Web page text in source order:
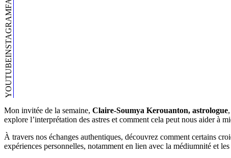
INSTAGRAM
YOUTUBE
Mon invitée de la semaine, Claire-Soumya Kerouanton, astrologue
explore l’interprétation des astres et comment cela peut nous aider à
À travers nos échanges authentiques, découvrez comment certains
expériences personnelles, notamment en lien avec la médiumnité et